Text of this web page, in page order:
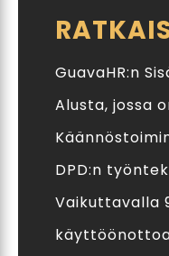
GuavaHR:n
Alusta, jossa
DPD:n
Vaikuttavalla